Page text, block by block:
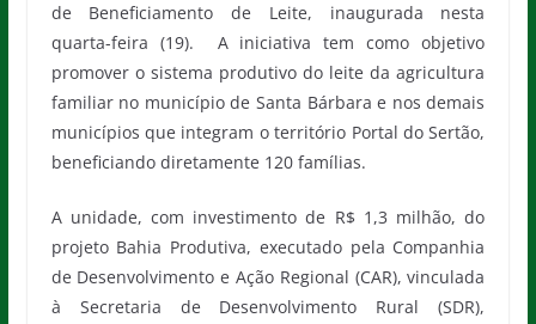
de Beneficiamento de Leite, inaugurada nesta
quarta-feira (19). A iniciativa tem como objetivo
promover o sistema produtivo do leite da agricultura
familiar no município de Santa Bárbara e nos demais
municípios que integram o território Portal do Sertão,
beneficiando diretamente 120 famílias.
A unidade, com investimento de R$ 1,3 milhão, do
projeto Bahia Produtiva, executado pela Companhia
de Desenvolvimento e Ação Regional (CAR), vinculada
à Secretaria de Desenvolvimento Rural (SDR),